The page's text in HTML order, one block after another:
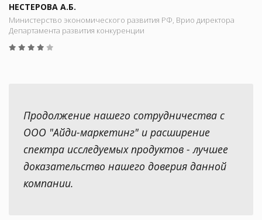
НЕСТЕРОВА А.Б.
Министерство экономического развития РФ, Врио директора
Департамента развития конкуренции
Продолжение нашего сотрудничества с
ООО "Айди-маркетинг" и расширение
спектра исследуемых продуктов - лучшее
доказательство нашего доверия данной
компании.